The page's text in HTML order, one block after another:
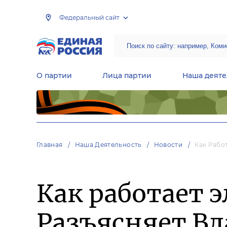
Федеральный сайт
О партии Лица партии Наша
Главная Наша Деятельность Новости Как
Как работает